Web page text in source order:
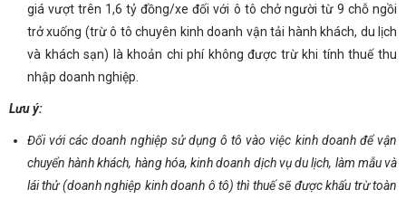
giá vượt trên 1,6 tỷ đồng/xe đối với ô tô chở người từ 9 chỗ ngồi
trở xuống (trừ ô tô chuyên kinh doanh vận tải hành khách, du lịch
và khách sạn) là khoản chi phí không được trừ khi tính thuế thu
nhập doanh nghiệp.
Lưu ý:
Đối với các doanh nghiệp sử dụng ô tô vào việc kinh doanh để vận
chuyển hành khách, hàng hóa, kinh doanh dịch vụ du lịch, làm mẫu và
lái thử (doanh nghiệp kinh doanh ô tô) thì thuế sẽ được khấu trừ toàn